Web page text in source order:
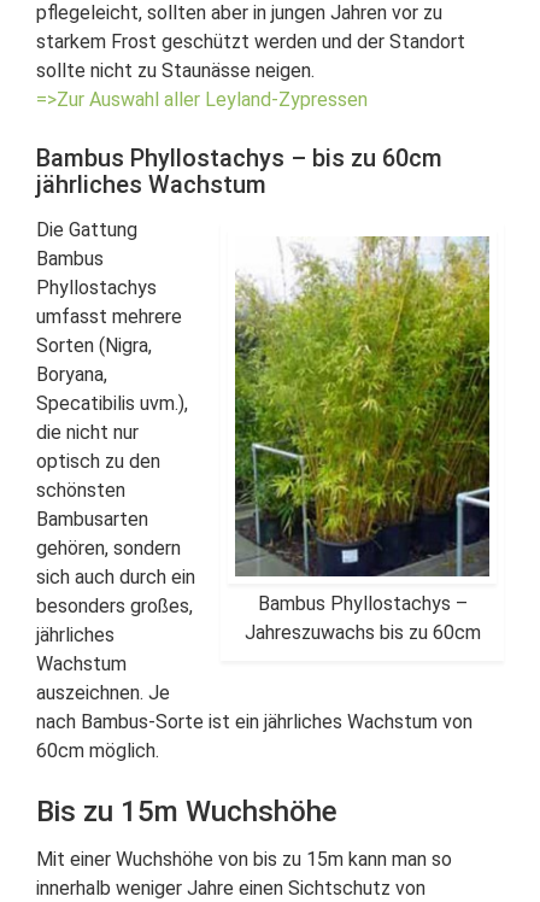
pflegeleicht, sollten aber in jungen Jahren vor zu
starkem Frost geschützt werden und der Standort
sollte nicht zu Staunässe neigen.
=>Zur Auswahl aller Leyland-Zypressen
Bambus Phyllostachys – bis zu 60cm
jährliches Wachstum
Bambus Phyllostachys –
Jahreszuwachs bis zu 60cm
Die Gattung
Bambus
Phyllostachys
umfasst mehrere
Sorten (Nigra,
Boryana,
Specatibilis uvm.),
die nicht nur
optisch zu den
schönsten
Bambusarten
gehören, sondern
sich auch durch ein
besonders großes,
jährliches
Wachstum
auszeichnen. Je
nach Bambus-Sorte ist ein jährliches Wachstum von
60cm möglich.
Bis zu 15m Wuchshöhe
Mit einer Wuchshöhe von bis zu 15m kann man so
innerhalb weniger Jahre einen Sichtschutz von